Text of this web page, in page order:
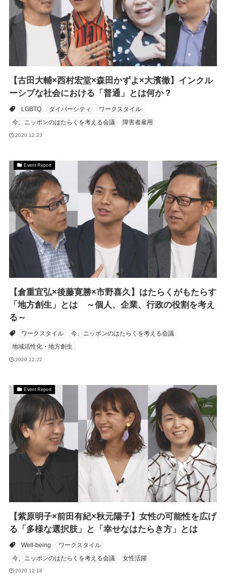
【古田大輔×西村宏堂×森田かずよ×大濱徹】インクル
ーシブな社会における「普通」とは何か？
LGBTQ ダイバーシティ
ワークスタイル
今、ニッポンのはたらくを考える会議
障害者雇用
2020.12.23
Event Report
【倉重宜弘×後藤寛勝×市野喜久】はたらくがもたらす
「地方創生」とは ～個人、企業、行政の役割を考え
る～
ワークスタイル
今、ニッポンのはたらくを考える会議
地域活性化・地方創生
2020.12.22
Event Report
【紫原明子×前田有紀×秋元陽子】女性の可能性を広げ
る「多様な選択肢」と「幸せなはたらき方」とは
Well-being
ワークスタイル
今、ニッポンのはたらくを考える会議
女性活躍
2020.12.18